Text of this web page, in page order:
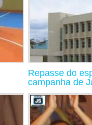
Repasse do
campanha de